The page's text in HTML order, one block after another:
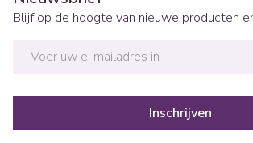
Blijf op de hoogte van nieuwe producten
Inschrijven